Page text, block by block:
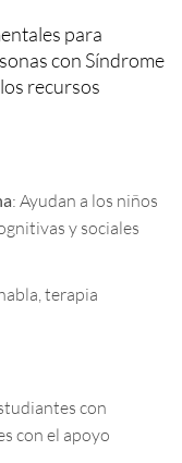
para
con Síndrome
recursos
: Ayudan a los niños
y sociales
terapia
con
con el apoyo